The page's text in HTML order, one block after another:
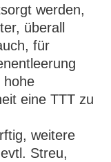
werden,
überall
für
hohe
eine TTT zu
weitere
Streu,